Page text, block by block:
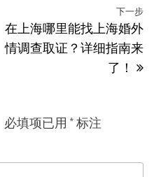
下一步
在上海哪里能找上海婚外
情调查取证？详细指南来
了！
必填项已用 *标注